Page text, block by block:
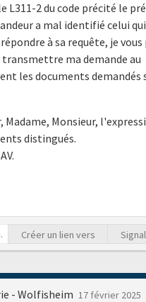
L311-2 du code précité le
a mal identifié celui
à sa requête, je vous
ma demande au
les documents demandés
Madame, Monsieur,
distingués.
Créer un lien vers
- Wolfisheim 17 février 2025